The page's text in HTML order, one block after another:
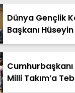
Dünya Gençlik
Başkanı
Bakan
Milli Takım’a